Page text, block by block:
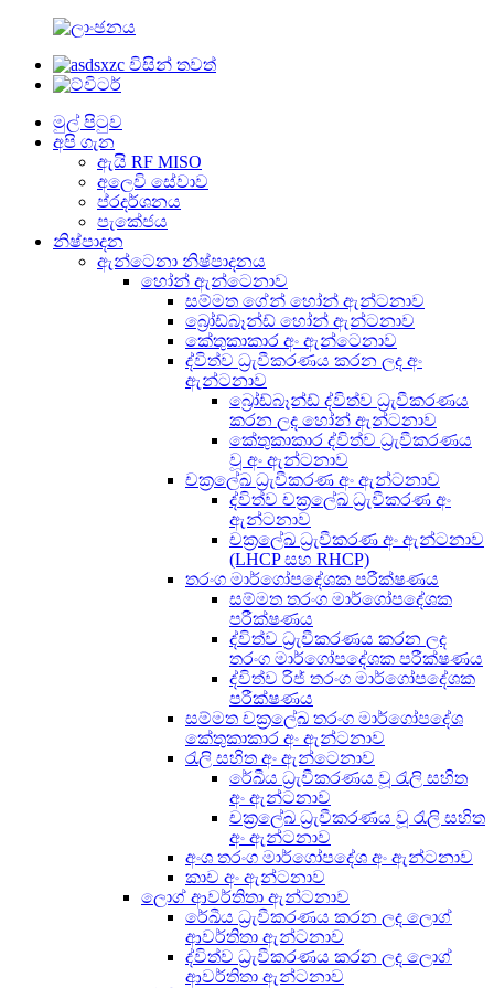
මුල් පිටුව
අපි ගැන
ඇයි RF MISO
අලෙවි සේවාව
ප්රදර්ශනය
පැකේජය
නිෂ්පාදන
ඇන්ටෙනා නිෂ්පාදනය
හෝන් ඇන්ටෙනාව
සම්මත ගේන් හෝන් ඇන්ටනාව
බ්‍රෝඩ්බෑන්ඩ් හෝන් ඇන්ටනාව
කේතුකාකාර අං ඇන්ටෙනාව
ද්විත්ව ධ්‍රැවීකරණය කරන ලද අං
ඇන්ටනාව
බ්‍රෝඩ්බෑන්ඩ් ද්විත්ව ධ්‍රැවීකරණය
කරන ලද හෝන් ඇන්ටනාව
කේතුකාකාර ද්විත්ව ධ්‍රැවීකරණය
වූ අං ඇන්ටනාව
චක්‍රලේඛ ධ්‍රැවීකරණ අං ඇන්ටනාව
ද්විත්ව චක්‍රලේඛ ධ්‍රැවීකරණ අං
ඇන්ටනාව
චක්‍රලේඛ ධ්‍රැවීකරණ අං ඇන්ටනාව
(LHCP සහ RHCP)
තරංග මාර්ගෝපදේශක පරීක්ෂණය
සම්මත තරංග මාර්ගෝපදේශක
පරීක්ෂණය
ද්විත්ව ධ්‍රැවීකරණය කරන ලද
තරංග මාර්ගෝපදේශක පරීක්ෂණය
ද්විත්ව රිජ් තරංග මාර්ගෝපදේශක
පරීක්ෂණය
සම්මත චක්‍රලේඛ තරංග මාර්ගෝපදේශ
කේතුකාකාර අං ඇන්ටනාව
රැලි සහිත අං ඇන්ටෙනාව
රේඛීය ධ්‍රැවීකරණය වූ රැලි සහිත
අං ඇන්ටනාව
චක්‍රලේඛ ධ්‍රැවීකරණය වූ රැලි සහිත
අං ඇන්ටනාව
අංශ තරංග මාර්ගෝපදේශ අං ඇන්ටනාව
කාච අං ඇන්ටනාව
ලොග් ආවර්තිතා ඇන්ටනාව
රේඛීය ධ්‍රැවීකරණය කරන ලද ලොග්
ආවර්තිතා ඇන්ටනාව
ද්විත්ව ධ්‍රැවීකරණය කරන ලද ලොග්
ආවර්තිතා ඇන්ටනාව